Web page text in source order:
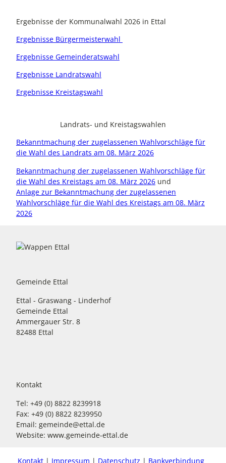
Ergebnisse der Kommunalwahl 2026 in Ettal
Ergebnisse Bürgermeisterwahl
Ergebnisse Gemeinderatswahl
Ergebnisse Landratswahl
Ergebnisse Kreistagswahl
Landrats- und Kreistagswahlen
Bekanntmachung der zugelassenen Wahlvorschläge für
die Wahl des Landrats am 08. März 2026
Bekanntmachung der zugelassenen Wahlvorschläge für
die Wahl des Kreistags am 08. März 2026 und
Anlage zur Bekanntmachung der zugelassenen
Wahlvorschläge für die Wahl des Kreistags am 08. März
2026
Gemeinde Ettal
Ettal - Graswang - Linderhof
Gemeinde Ettal
Ammergauer Str. 8
82488 Ettal
Kontakt
Tel: +49 (0) 8822 8239918
Fax: +49 (0) 8822 8239950
Email: gemeinde@ettal.de
Website: www.gemeinde-ettal.de
Kontakt Impressum Datenschutz Bankverbindung